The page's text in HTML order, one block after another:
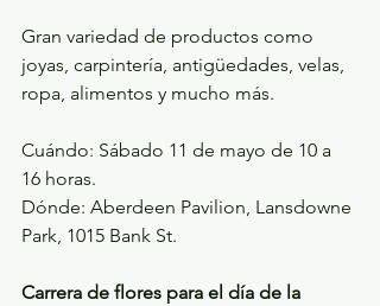
Gran variedad de productos como
joyas, carpintería, antigüedades, velas,
ropa, alimentos y mucho más.
Cuándo: Sábado 11 de mayo de 10 a
16 horas.
Dónde: Aberdeen Pavilion, Lansdowne
Park, 1015 Bank St.
Carrera de flores para el día de la